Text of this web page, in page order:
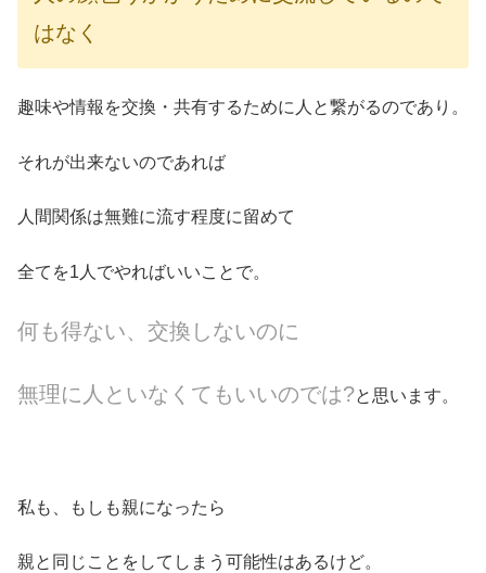
はなく
趣味や情報を交換・共有するために人と繋がるのであり。
それが出来ないのであれば
人間関係は無難に流す程度に留めて
全てを1人でやればいいことで。
何も得ない、交換しないのに
無理に人といなくてもいいのでは?と思います。
私も、もしも親になったら
親と同じことをしてしまう可能性はあるけど。